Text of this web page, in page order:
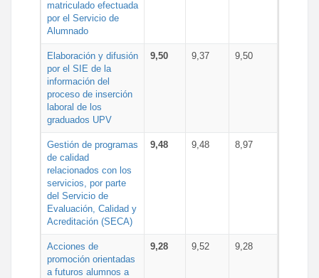
matriculado efectuada
por el Servicio de
Alumnado
Elaboración y difusión
por el SIE de la
información del
proceso de inserción
laboral de los
graduados UPV
9,50 9,37 9,50
Gestión de programas
de calidad
relacionados con los
servicios, por parte
del Servicio de
Evaluación, Calidad y
Acreditación (SECA)
9,48 9,48 8,97
Acciones de
promoción orientadas
a futuros alumnos a
9,28 9,52 9,28